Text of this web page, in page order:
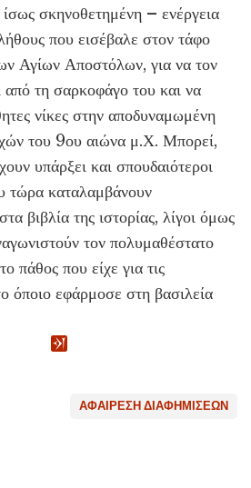
σκηνοθετημένη – ενέργεια
που εισέβαλε στον τάφο
Αγίων Αποστόλων, για να τον
από τη σαρκοφάγο του και να
νίκες στην αποδυναμωμένη
του 9ου αιώνα μ.Χ. Μπορεί,
υπάρξει και σπουδαιότεροι
τώρα καταλαμβάνουν
βιβλία της ιστορίας, λίγοι όμως
τον πολυμαθέστατο
πάθος που είχε για τις
όποιο εφάρμοσε στη βασιλεία
ΑΦΑΊΡΕΣΗ ΔΙΑΦΗΜΊΣΕΩΝ